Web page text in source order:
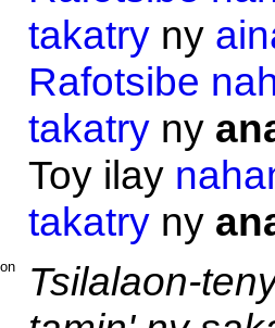
takatryny
Rafotsibe
takatryny
Toy ilay
takatryny
Tsilalaon-